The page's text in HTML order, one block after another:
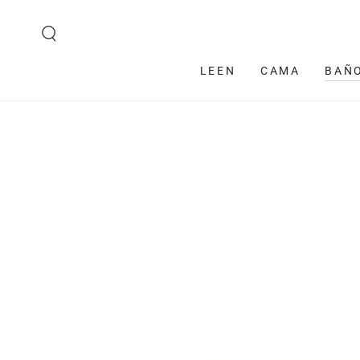
LEEN CAMA BAÑO